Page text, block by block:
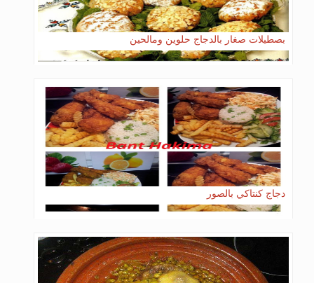
بصطيلات صغار بالدجاج حلوين ومالحين
دجاج كنتاكي بالصور